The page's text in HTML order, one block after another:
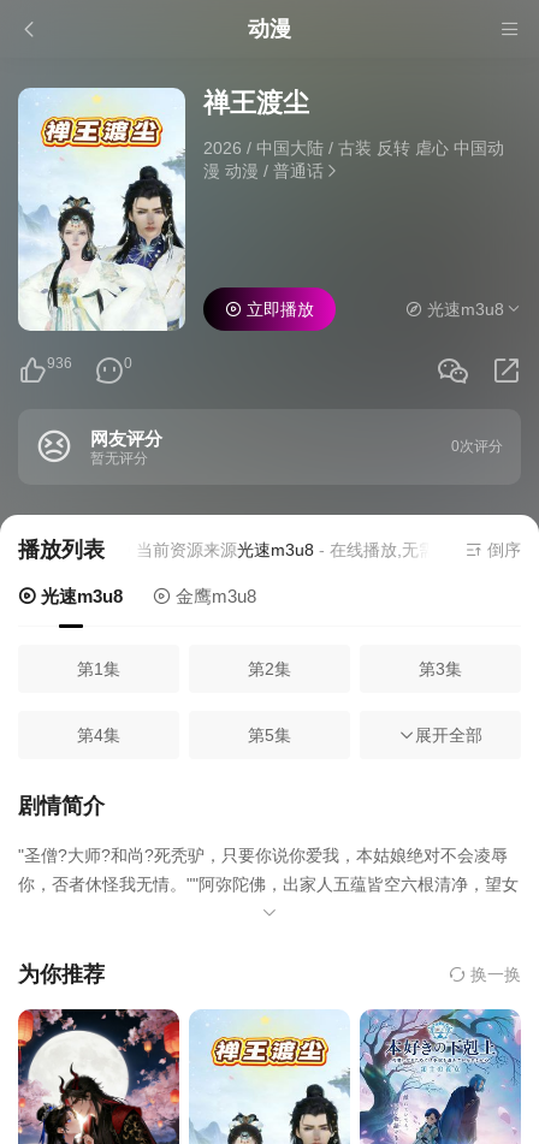
动漫
禅王渡尘
2026 / 中国大陆 / 古装 反转 虐心 中国动
漫 动漫/ 普通话
936 0
立即播放 光速m3u8
网友评分
暂无评分
0次评分
播放列表 当前资源来源光速m3u8- 在线播放,无需安装播放器倒序
光速m3u8 金鹰m3u8
第1集 第2集 第3集
第4集 第5集 第6集
第7集
第10集 第11集 第12集
第19集 第20集 第21集
第22集 第23集 第24集
展开全部
剧情简介
"圣僧?大师?和尚?死秃驴，只要你说你爱我，本姑娘绝对不会凌辱
你，否者休怪我无情。""阿弥陀佛，出家人五蕴皆空六根清净，望女
施主自重。"于是乎，月黑风高夜，楚倾月对一个和尚做出了惨无人
之事，和尚摇身一变成了俊美王爷。。"夫人带着本王的儿女去哪
姑娘的爱处于更年期，望秃驴君自重。"
为你推荐 换一换